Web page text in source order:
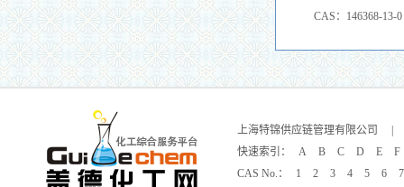
化使用，用于实验对照
根据不同需求合成其衍
CAS：146368-13-0
上海特锦供应链管理有限公司
快速索引：
A B C D E
F
CAS No.：
1 2 3 4 5 6 7